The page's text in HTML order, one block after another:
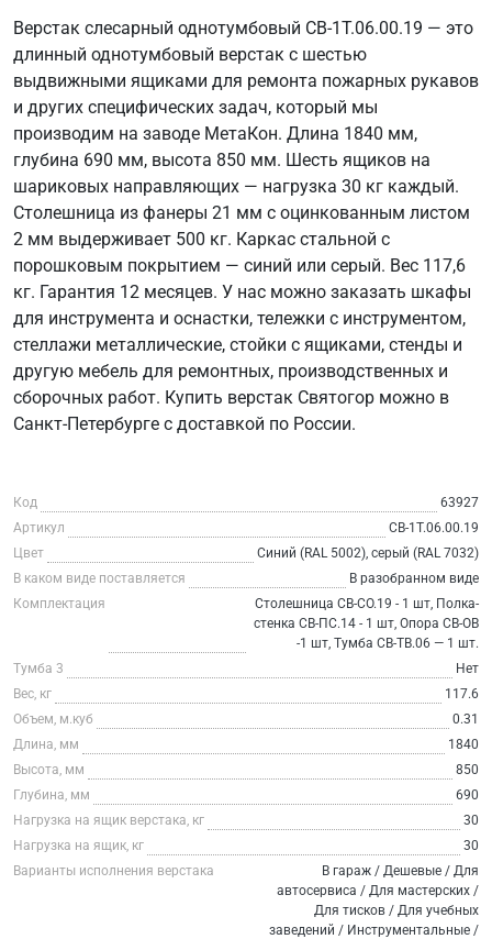
Верстак слесарный однотумбовый СВ-1Т.06.00.19 — это
длинный однотумбовый верстак с шестью
выдвижными ящиками для ремонта пожарных рукавов
и других специфических задач, который мы
производим на заводе МетаКон. Длина 1840 мм,
глубина 690 мм, высота 850 мм. Шесть ящиков на
шариковых направляющих — нагрузка 30 кг каждый.
Столешница из фанеры 21 мм с оцинкованным листом
2 мм выдерживает 500 кг. Каркас стальной с
порошковым покрытием — синий или серый. Вес 117,6
кг. Гарантия 12 месяцев. У нас можно заказать шкафы
для инструмента и оснастки, тележки с инструментом,
стеллажи металлические, стойки с ящиками, стенды и
другую мебель для ремонтных, производственных и
сборочных работ. Купить верстак Святогор можно в
Санкт-Петербурге с доставкой по России.
Код
63927
Артикул
СВ-1Т.06.00.19
Цвет
Синий (RAL 5002), серый (RAL 7032)
В каком виде поставляется
В разобранном виде
Комплектация
Столешница СВ-СО.19 - 1 шт, Полка-
стенка СВ-ПС.14 - 1 шт, Опора СВ-ОВ
-1 шт, Тумба СВ-ТВ.06 — 1 шт.
Тумба 3
Нет
Вес, кг
117.6
Объем, м.куб
0.31
Длина, мм
1840
Высота, мм
850
Глубина, мм
690
Нагрузка на ящик верстака, кг
30
Нагрузка на ящик, кг
30
Варианты исполнения верстака
В гараж / Дешевые / Для
автосервиса / Для мастерских /
Для тисков / Для учебных
заведений / Инструментальные /